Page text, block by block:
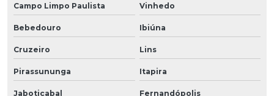
Campo Limpo Paulista Vinhedo
Bebedouro Ibiúna
Cruzeiro Lins
Pirassununga Itapira
Jaboticabal Fernandópolis